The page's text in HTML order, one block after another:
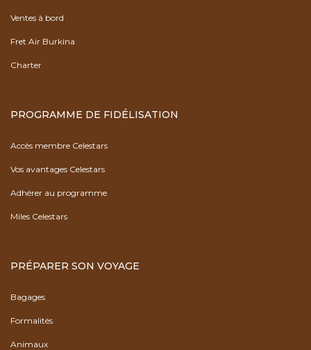
Ventes à bord
Fret Air Burkina
Charter
PROGRAMME DE FIDÉLISATION
Accès membre Celestars
Vos avantages Celestars
Adhérer au programme
Miles Celestars
PRÉPARER SON VOYAGE
Bagages
Formalités
Animaux